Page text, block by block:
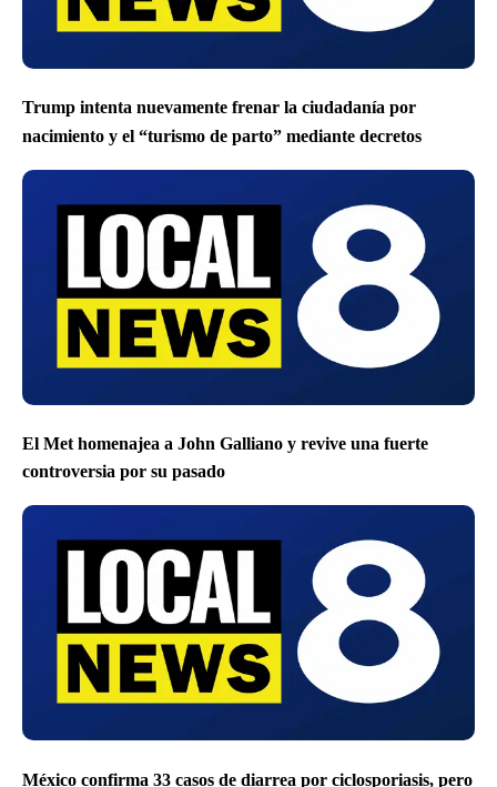
Trump intenta nuevamente frenar la ciudadanía por
nacimiento y el “turismo de parto” mediante decretos
El Met homenajea a John Galliano y revive una fuerte
controversia por su pasado
México confirma 33 casos de diarrea por ciclosporiasis, pero